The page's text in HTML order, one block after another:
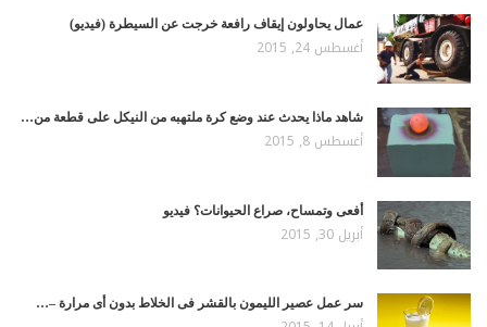
عمال يحاولون إيقاف رافعة خرجت عن السيطرة (فيديو)
أغسطس 24, 2015
شاهد ماذا يحدث عند وضع كرة ملتهبه من النيكل على قطعة من…
أغسطس 8, 2015
أفعى وتمساح، صراع الحيوانات؟ فيديو
أبريل 30, 2015
سر عمل عصير الليمون بالقشر فى الخلاط بدون أى مرارة –…